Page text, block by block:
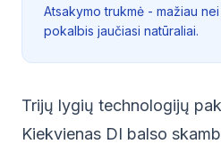
Atsakymo trukmė - mažiau
pokalbis jaučiasi natūraliai.
Trijų lygių technologijų
Kiekvienas DI balso